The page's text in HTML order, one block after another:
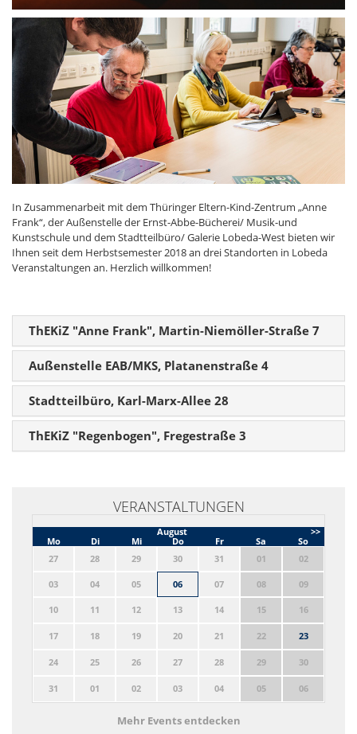
In Zusammenarbeit mit dem Thüringer Eltern-Kind-Zentrum „Anne
Frank“, der Außenstelle der Ernst-Abbe-Bücherei/ Musik-und
Kunstschule und dem Stadtteilbüro/ Galerie Lobeda-West bieten wir
Ihnen seit dem Herbstsemester 2018 an drei Standorten in Lobeda
Veranstaltungen an. Herzlich willkommen!
ThEKiZ "Anne Frank", Martin-Niemöller-Straße 7
Außenstelle EAB/MKS, Platanenstraße 4
Stadtteilbüro, Karl-Marx-Allee 28
ThEKiZ "Regenbogen", Fregestraße 3
VERANSTALTUNGEN
>>
August
Mo
Di Mi Do Fr Sa
So
27
28 29 30 31 01 02
03 04 05 06 07 08 09
10 11 12 13 14 15 16
17 18 19 20 21 22 23
24 25 26 27 28 29 30
31 01 02 03 04 05 06
Mehr Events entdecken